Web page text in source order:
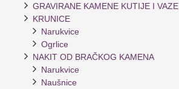
GRAVIRANE KAMENE KUTIJE I VAZE
KRUNICE
Narukvice
Ogrlice
NAKIT OD BRAČKOG KAMENA
Narukvice
Naušnice